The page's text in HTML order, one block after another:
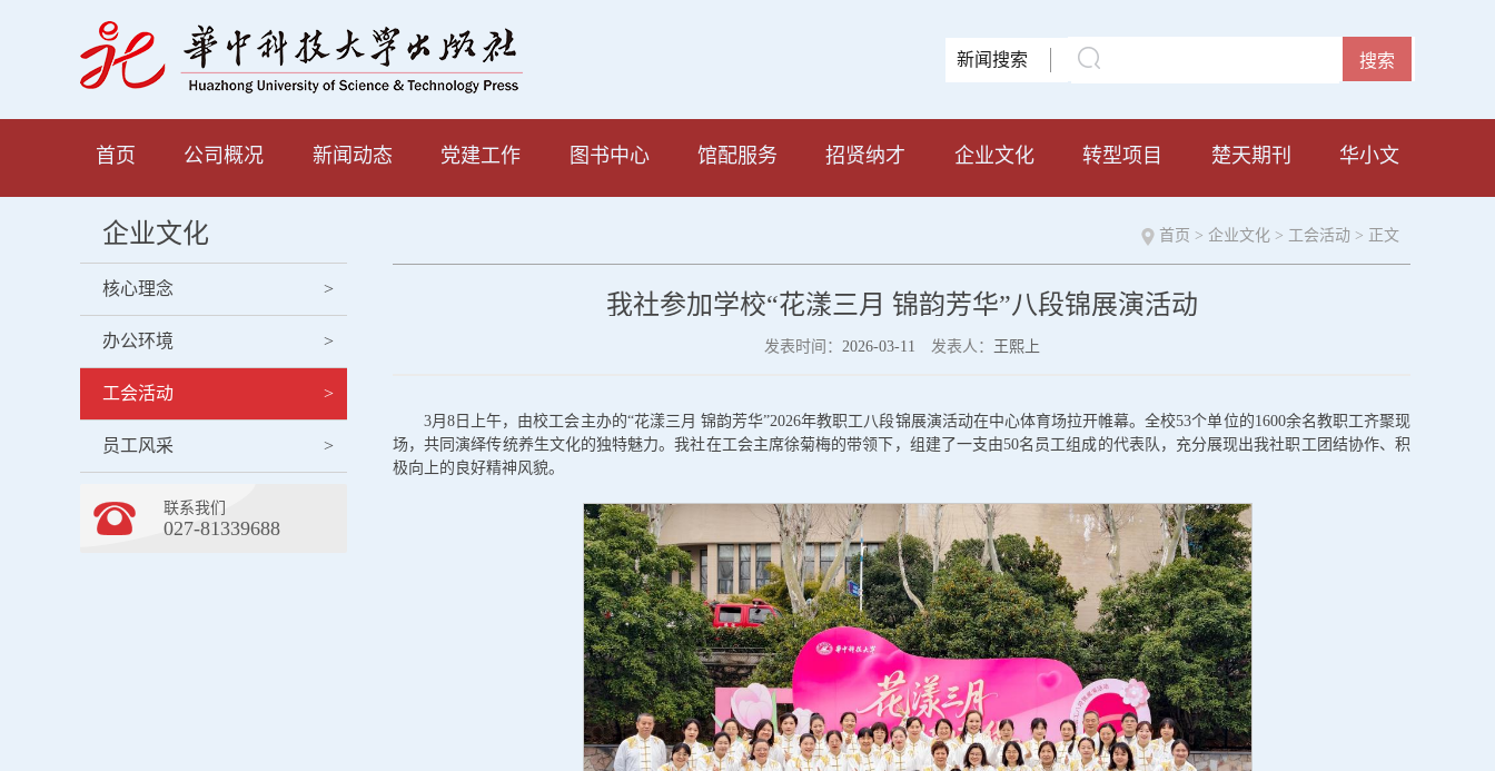
新闻搜索
首页 公司概况 新闻动态 党建工作 图书中心 馆配服务 招贤纳才 企业文化 转型项目 楚天期刊 华小文
企业文化
核心理念 >
办公环境 >
工会活动 >
员工风采 >
联系我们
027-81339688
首页 > 企业文化 > 工会活动 > 正文
我社参加学校“花漾三月 锦韵芳华”八段锦展演活动
发表时间： 2026-03-11 发表人： 王熙上
3月8日上午，由校工会主办的“花漾三月 锦韵芳华”2026年教职工八段锦展演活动在中心体育场拉开帷幕。全校53个单位的1600余名教职工齐聚现
场，共同演绎传统养生文化的独特魅力。我社在工会主席徐菊梅的带领下，组建了一支由50名员工组成的代表队，充分展现出我社职工团结协作、积
极向上的良好精神风貌。